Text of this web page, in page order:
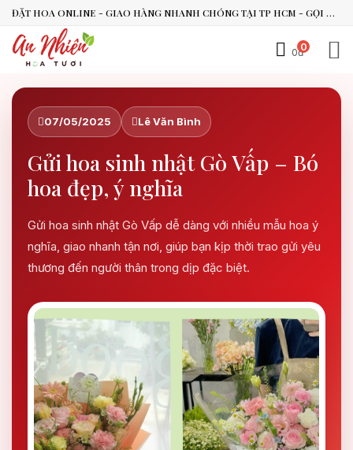
ĐẶT HOA ONLINE - GIAO HÀNG NHANH CHÓNG TẠI TP HCM - GỌI NGAY 0938.494.119 HOẶC 0899.492.909
0
0đ
07/05/2025 Lê Văn Bình
Gửi hoa sinh nhật Gò Vấp – Bó
hoa đẹp, ý nghĩa
Gửi hoa sinh nhật Gò Vấp dễ dàng với nhiều mẫu hoa ý
nghĩa, giao nhanh tận nơi, giúp bạn kịp thời trao gửi yêu
thương đến người thân trong dịp đặc biệt.
An Nhiên Flowers
Tư vấn nhanh trong vài phút
Chào bạn, mình có thể hỗ trợ chọn hoa theo dịp nào?